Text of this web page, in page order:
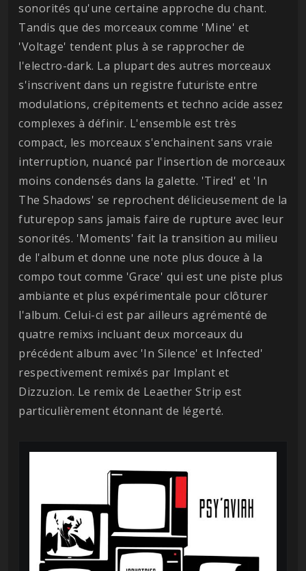
sonorités qu'une certaine approche du chant.
Tandis que des morceaux comme 'Mine' et
'Voltage' tendent plus à se rapprocher de
l'electro-dark. La plupart des autres morceaux
s'inscrivent dans un registre futuriste entre
modulations, crépitements et techno acide assez
complexes à définir. L'ensemble est très
compact, les morceaux s'enchainent sans vraie
interruption, nuancé par l'insertion de morceaux
moins condensés dans la galette. 'Tired' et 'In
The Shadows' se reprochent délicieusement de la
futurepop sans jamais faire de rupture avec leur
sonorités. 'Moments' fait la transition au milieu
de l'album et donne une note plus douce à la
compo tout comme 'Grace' qui est une piste plus
ambiante et plus expérimentale pour clôturer
l'album. Celui-ci est par ailleurs agrémenté de
quatre remixs incluant deux morceaux du
précédent album avec 'In Silence' et Infected'
respectivement remixés par Implant et
Dizzuzion. Le remix de Leaether Strip est
particulièrement étonnant de légerté.